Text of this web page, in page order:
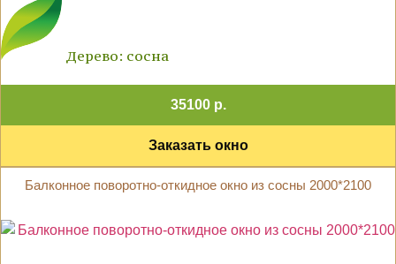
Дерево: сосна
35100 р.
Заказать окно
Балконное поворотно-откидное окно из сосны 2000*2100